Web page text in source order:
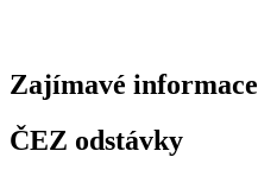
Zajímavé informace
ČEZ odstávky